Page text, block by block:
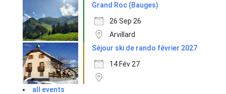
Grand Roc (Bauges)
26 Sep 26
Arvillard
Séjour ski de rando février 2027
14 Fév 27
all events